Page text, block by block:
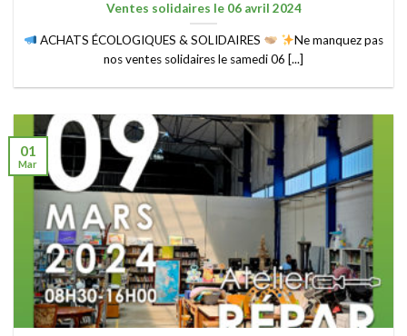
Ventes solidaires le 06 avril 2024
ACHATS ÉCOLOGIQUES & SOLIDAIRES
Ne manquez pas
nos ventes solidaires le samedi 06 [...]
01
Mar